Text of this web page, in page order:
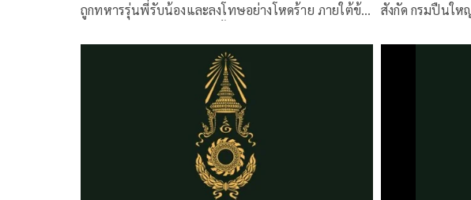
ถูกทหารรุ่นพี่รับน้องและลงโทษอย่างโหดร้าย ภายใต้ข้อ
สังกัด กรมปืนให
พลิกศพ พบว่าไม่
ช้ำหรือเลือดออ
การเสียชีวิตเป็